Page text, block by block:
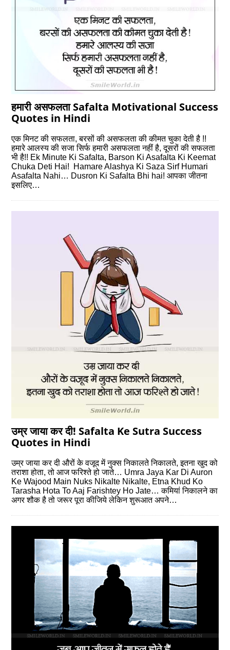
हमारी असफलता Safalta Motivational Success
Quotes in Hindi
एक मिनट की सफलता, बरसों की असफलता की कीमत चुका देती है !!
हमारे आलस्य की सजा सिर्फ हमारी असफलता नहीं है, दूसरों की सफलता
भी है!! Ek Minute Ki Safalta, Barson Ki Asafalta Ki Keemat
Chuka Deti Hai! Hamare Alashya Ki Saza Sirf Humari
Asafalta Nahi… Dusron Ki Safalta Bhi hai! आपका जीतना
इसलिए…
उम्र जाया कर दी! Safalta Ke Sutra Success
Quotes in Hindi
उम्र जाया कर दी औरों के वजूद में नुक्स निकालते निकालते, इतना खुद को
तराशा होता, तो आज फरिश्ते हो जाते… Umra Jaya Kar Di Auron
Ke Wajood Main Nuks Nikalte Nikalte, Etna Khud Ko
Tarasha Hota To Aaj Farishtey Ho Jate… कमियां निकालने का
अगर शौक है तो जरूर पूरा कीजिये लेकिन शुरूआत अपने…